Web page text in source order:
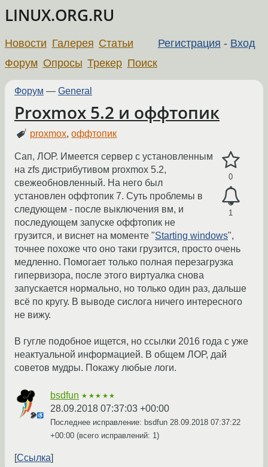
LINUX.ORG.RU
Регистрация - Вход
Новости Галерея Статьи
Форум Опросы Трекер Поиск
Форум — General
Proxmox 5.2 и оффтопик
proxmox,оффтопик
0
1
Сап, ЛОР. Имеется сервер с установленным
на zfs дистрибутивом proxmox 5.2,
свежеобновленный. На него был
установлен оффтопик 7. Суть проблемы в
следующем - после выключения вм, и
последующем запуске оффтопик не
грузится, и виснет на моменте "Starting windows",
точнее похоже что оно таки грузится, просто очень
медленно. Помогает только полная перезагрузка
гипервизора, после этого виртуалка снова
запускается нормально, но только один раз, дальше
всё по кругу. В выводе сислога ничего интересного
не вижу.
В гугле подобное ищется, но ссылки 2016 года с уже
неактуальной информацией. В общем ЛОР, дай
советов мудры. Покажу любые логи.
bsdfun ★★★★★
28.09.2018 07:37:03 +00:00
Последнее исправление: bsdfun 28.09.2018 07:37:22
+00:00 (всего исправлений: 1)
Ссылка